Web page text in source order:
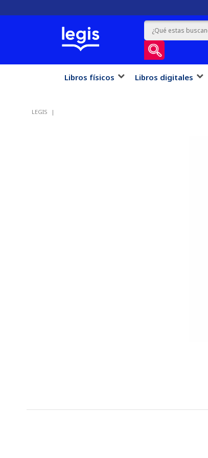
Libros físicos Libros digitales
LEGIS